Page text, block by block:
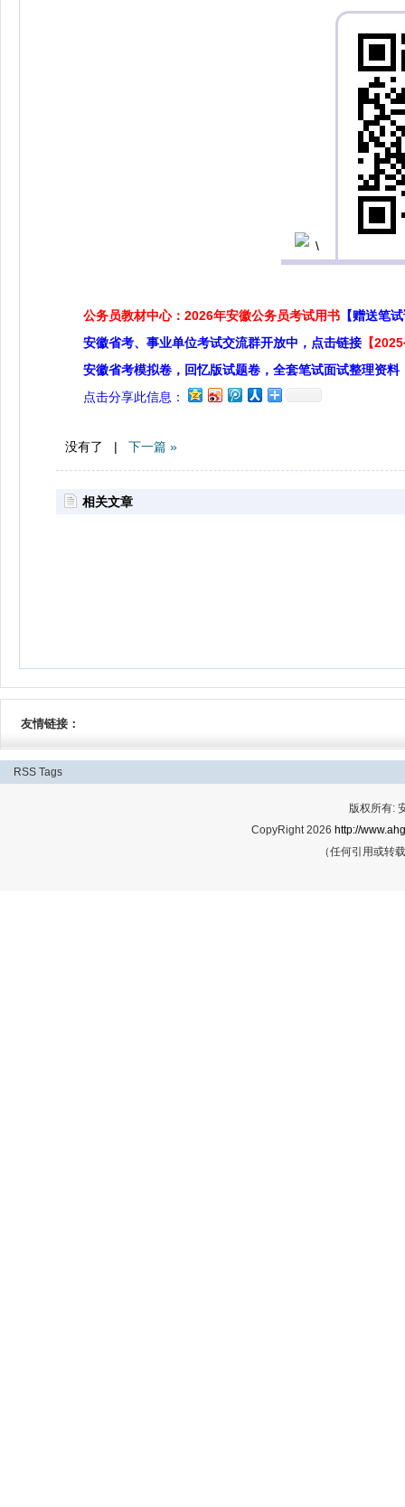
公务员教材中心：2026年安徽公务员考试用书 【赠送笔
安徽省考、事业单位考试交流群开放中，点击链接 【
安徽省考模拟卷，回忆版试题卷，全套笔试面试整理资料
点击分享此信息：
没有了 | 下一篇 »
相关文章
友情链接：
RSS Tags
版权所有:
CopyRight 2026 http://
（任何引用或转